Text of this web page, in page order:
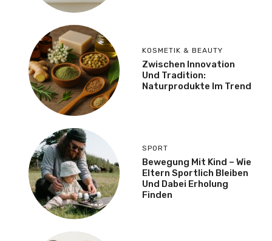
KOSMETIK & BEAUTY
Zwischen Innovation
Und Tradition:
Naturprodukte Im Trend
SPORT
Bewegung Mit Kind – Wie
Eltern Sportlich Bleiben
Und Dabei Erholung
Finden